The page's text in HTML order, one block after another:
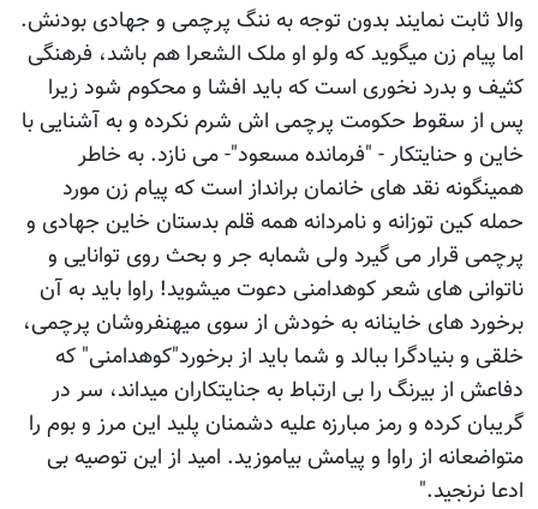
والا ثابت نمایند بدون توجه به ننگ پرچمی و جهادی بودنش.
اما پیام زن میگوید که ولو او ملک الشعرا هم باشد، فرهنگی
کثیف و بدرد نخوری است که باید افشا و محکوم شود زیرا
پس از سقوط حکومت پرچمی اش شرم نکرده و به آشنایی با
خاین و حنایتکار - "فرمانده مسعود"- می نازد. به خاطر
همینگونه نقد های خانمان برانداز است که پیام زن مورد
حمله کین توزانه و نامردانه همه قلم بدستان خاین جهادی و
پرچمی قرار می گیرد ولی شمابه جر و بحث روی توانایی و
ناتوانی های شعر کوهدامنی دعوت میشوید! راوا باید به آن
برخورد های خاینانه به خودش از سوی میهنفروشان پرچمی،
خلقی و بنیادگرا ببالد و شما باید از برخورد"کوهدامنی" که
دفاعش از بیرنگ را بی ارتباط به جنایتکاران میداند، سر در
گریبان کرده و رمز مبارزه علیه دشمنان پلید این مرز و بوم را
متواضعانه از راوا و پیامش بیاموزید. امید از این توصیه بی
ادعا نرنجید."